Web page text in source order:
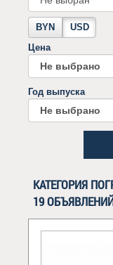
BYN
USD
Цена
Год выпуска
КАТЕГОРИЯ
19